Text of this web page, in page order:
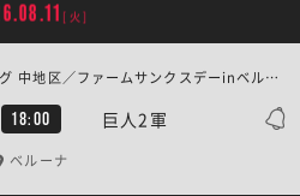
[火]
18:00 巨人2軍
プロ野球2軍 | ファーム・リーグ 中地区／ファームサンクスデーinベルーナドーム
ベルーナ